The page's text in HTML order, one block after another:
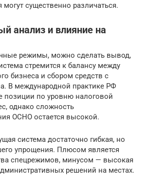
существенно различаться.
анализ и влияние на
режимы, можно сделать вывод,
стремится к балансу между
бизнеса и сбором средств с
В международной практике РФ
позиции по уровню налоговой
однако сложность
ОСНО остается высокой.
система достаточно гибкая, но
упрощения. Плюсом является
спецрежимов, минусом — высокая
решений на местах.